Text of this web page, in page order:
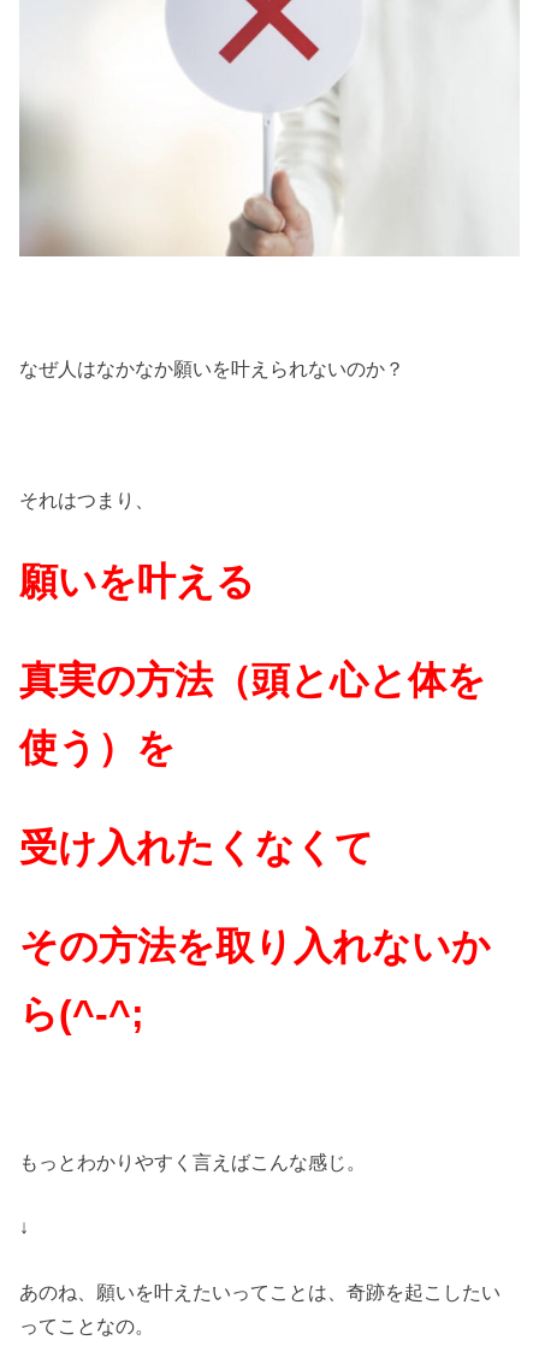
なぜ人はなかなか願いを叶えられないのか？
それはつまり、
願いを叶える
真実の方法（頭と心と体を
使う）を
受け入れたくなくて
その方法を取り入れないか
ら(^-^;
もっとわかりやすく言えばこんな感じ。
↓
あのね、願いを叶えたいってことは、奇跡を起こしたい
ってことなの。